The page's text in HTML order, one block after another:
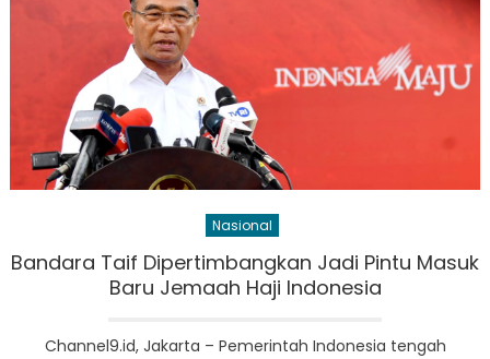
Nasional
Bandara Taif Dipertimbangkan Jadi Pintu Masuk
Baru Jemaah Haji Indonesia
Channel9.id, Jakarta – Pemerintah Indonesia tengah